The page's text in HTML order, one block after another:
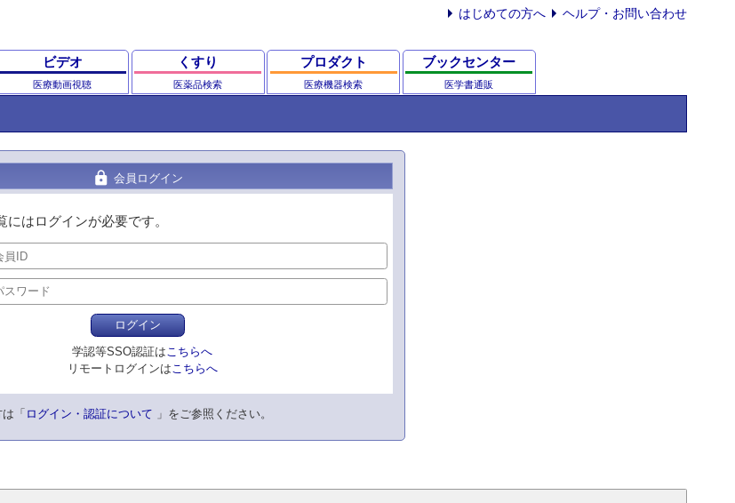
はじめての方へ ヘルプ・お問い合わせ
ビデオ
医療動画視聴
くすり
医薬品検索
プロダクト
医療機器検索
ブックセンター
医学書通販
lock 会員ログイン
にはログインが必要です。
ログイン
学認等SSO認証は こちらへ
リモートログインは こちらへ
「 ログイン・認証について 」をご参照ください。